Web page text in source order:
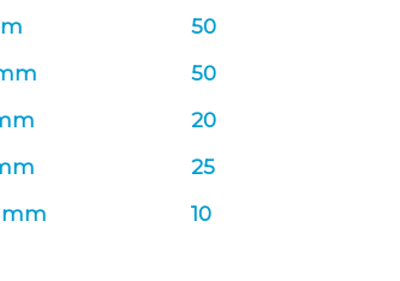
50
50
20
25
mm 10